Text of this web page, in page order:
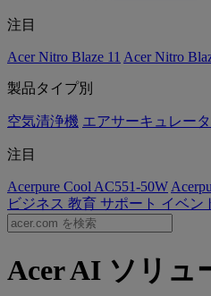
注目
Acer Nitro Blaze 11 Acer Nitro
製品タイプ別
空気清浄機 エアサーキュレー
注目
Acerpure Cool AC551-50W
ビジネス 教育 サポート イベン
Acer AI ソリュ